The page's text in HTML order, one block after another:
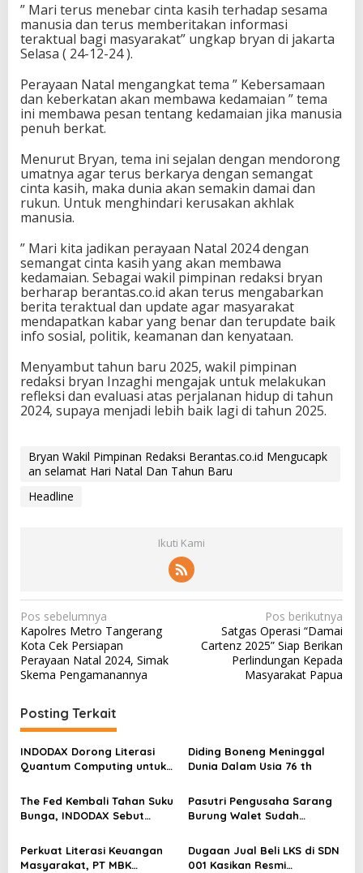
” Mari terus menebar cinta kasih terhadap sesama
manusia dan terus memberitakan informasi
teraktual bagi masyarakat” ungkap bryan di jakarta
Selasa ( 24-12-24 ).
Perayaan Natal mengangkat tema ” Kebersamaan
dan keberkatan akan membawa kedamaian ” tema
ini membawa pesan tentang kedamaian jika manusia
penuh berkat.
Menurut Bryan, tema ini sejalan dengan mendorong
umatnya agar terus berkarya dengan semangat
cinta kasih, maka dunia akan semakin damai dan
rukun. Untuk menghindari kerusakan akhlak
manusia.
” Mari kita jadikan perayaan Natal 2024 dengan
semangat cinta kasih yang akan membawa
kedamaian. Sebagai wakil pimpinan redaksi bryan
berharap berantas.co.id akan terus mengabarkan
berita teraktual dan update agar masyarakat
mendapatkan kabar yang benar dan terupdate baik
info sosial, politik, keamanan dan kenyataan.
Menyambut tahun baru 2025, wakil pimpinan
redaksi bryan Inzaghi mengajak untuk melakukan
refleksi dan evaluasi atas perjalanan hidup di tahun
2024, supaya menjadi lebih baik lagi di tahun 2025.
Bryan Wakil Pimpinan Redaksi Berantas.co.id Mengucapk
an selamat Hari Natal Dan Tahun Baru
Headline
Ikuti Kami
N
a
v
i
g
a
s
i
p
o
s
Pos sebelumnya
Kapolres Metro Tangerang
Kota Cek Persiapan
Perayaan Natal 2024, Simak
Skema Pengamanannya
Pos berikutnya
Satgas Operasi “Damai
Cartenz 2025” Siap Berikan
Perlindungan Kepada
Masyarakat Papua
Posting Terkait
INDODAX Dorong Literasi
Quantum Computing untuk
Blockchain
Diding Boneng Meninggal
Dunia Dalam Usia 76 th
The Fed Kembali Tahan Suku
Bunga, INDODAX Sebut
Sentimen Pasar
Pasutri Pengusaha Sarang
Burung Walet Sudah
Pelapor Desak Polda Jambi
Segera Lakukan Penahanan
Perkuat Literasi Keuangan
Masyarakat, PT MBK
Dugaan Jual Beli LKS di SDN
001 Kasikan Resmi